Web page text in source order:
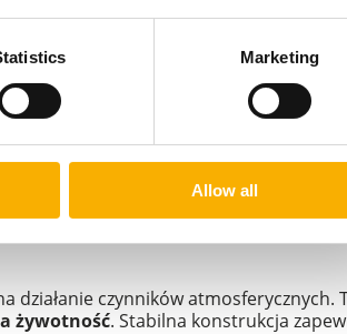
Marketing
Allow all
który nadaje otoczeniu
ogrodowych o większej
ogranicza przenikanie promieni
malowaną proszkowo
. Neutralna
fałdy. Dzięki temu
roleta rzymska
lekkie, które nie przytłacza
z dekoracyjną.
działanie czynników atmosferycznych.
żywotność. Stabilna konstrukcja